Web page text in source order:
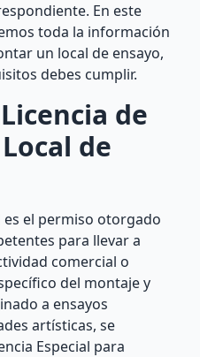
En este
toda la información
un local de ensayo,
debes cumplir.
de
de
es el permiso otorgado
para llevar a
comercial o
del montaje y
a ensayos
artísticas, se
Especial para